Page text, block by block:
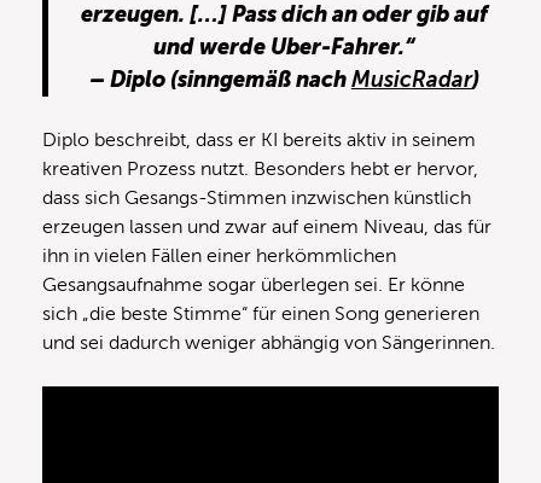
erzeugen. […] Pass dich an oder gib auf
und werde Uber-Fahrer.“
– Diplo (sinngemäß nach MusicRadar)
Diplo beschreibt, dass er KI bereits aktiv in seinem
kreativen Prozess nutzt. Besonders hebt er hervor,
dass sich Gesangs-Stimmen inzwischen künstlich
erzeugen lassen und zwar auf einem Niveau, das für
ihn in vielen Fällen einer herkömmlichen
Gesangsaufnahme sogar überlegen sei. Er könne
sich „die beste Stimme“ für einen Song generieren
und sei dadurch weniger abhängig von Sängerinnen.